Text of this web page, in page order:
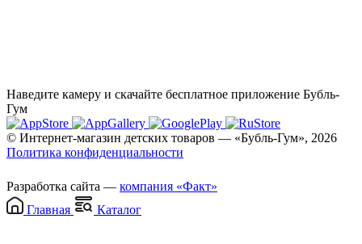
Наведите камеру и скачайте бесплатное приложение Бубль-
Гум
© Интернет-магазин детских товаров — «Бубль-Гум», 2026
Политика конфиденциальности
Разработка сайта — компания «Факт»
Главная
Каталог